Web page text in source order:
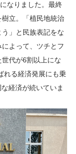
なりました。最終
立。「植民地統治
」と民族表記をな
よって、ツチとフ
代が6割以上にな
れる経済発展にも乗
経済が続いていま